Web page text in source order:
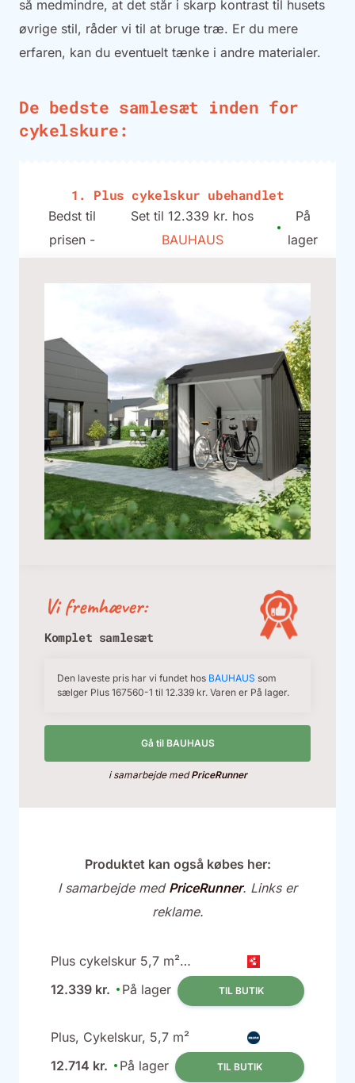
så medmindre, at det står i skarp kontrast til husets
øvrige stil, råder vi til at bruge træ. Er du mere
erfaren, kan du eventuelt tænke i andre materialer.
De bedste samlesæt inden for
cykelskure:
1. Plus cykelskur ubehandlet
Bedst til
prisen -
Set til 12.339 kr. hos
BAUHAUS
På
lager
Vi fremhæver:
Komplet samlesæt
Den laveste pris har vi fundet hos BAUHAUS som
sælger Plus 167560-1 til 12.339 kr. Varen er På lager.
Gå til BAUHAUS
i samarbejde medPriceRunner
Produktet kan også købes her:
I samarbejde med PriceRunner. Links er
reklame.
Plus cykelskur 5,7 m²
ubehandlet 229x248x250
På lager
12.339 kr. TIL BUTIK
Plus, Cykelskur, 5,7 m²
På lager
12.714 kr. TIL BUTIK